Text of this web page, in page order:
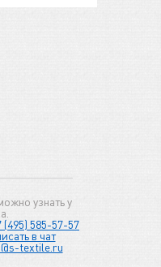
узнать у
(495) 585-57-57
в чат
textile.ru